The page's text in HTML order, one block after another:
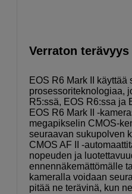
Verraton terävyys
EOS R6 Mark II käyttää
prosessoriteknologiaa,
R5:ssä, EOS R6:ssa ja
EOS R6 Mark II -
megapikselin CMOS-
seuraavan sukupolven
CMOS AF II -
nopeuden ja
ennennäkemättömälle
kameralla voidaan
pitää ne terävinä, kun